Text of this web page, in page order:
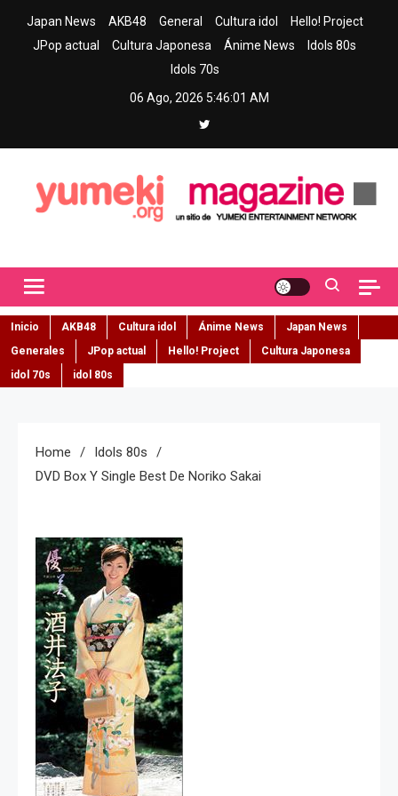
Japan News AKB48 General Cultura idol
Hello! Project
JPop actual
Cultura Japonesa Ánime News
Idols 80s
Idols 70s
06 Ago, 2026 5:46:02 AM
Inicio AKB48 Cultura idol Ánime News
Japan News
Generales
JPop actual Hello! Project
Cultura Japonesa
idol 70s
idol 80s
Home
Idols 80s
DVD Box Y Single Best De Noriko Sakai